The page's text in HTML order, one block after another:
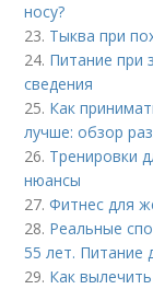
носу?
23. Тыква при
24. Питание при
сведения
25. Как
лучше: обзор
26. Тренировки
нюансы
27.Фитнес для
28. Реальные
55 лет. Питание
29. Как